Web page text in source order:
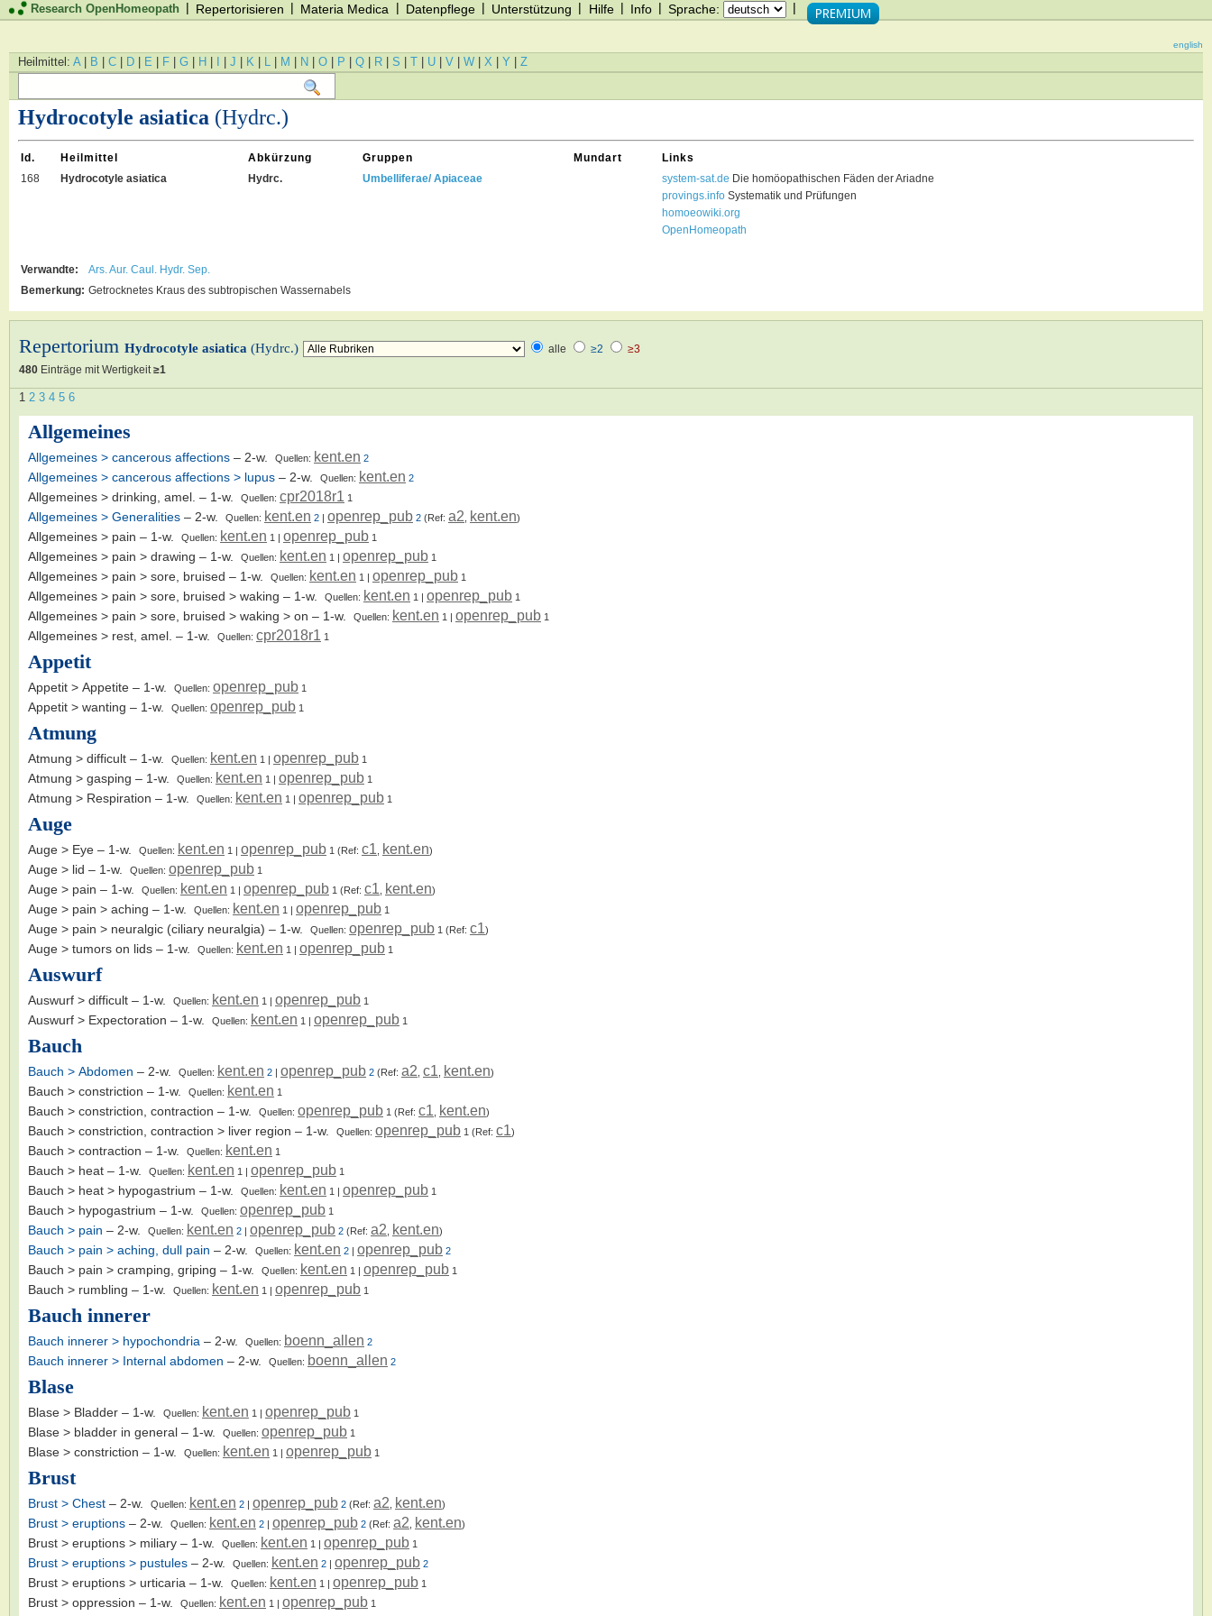
Research OpenHomeopath | Repertorisieren | Materia Medica | Datenpflege | Unterstützung | Hilfe | Info | Sprache: |
english
Heilmittel: A | B | C | D | E | F | G | H | I | J | K | L | M | N | O | P | Q | R | S | T | U | V | W | X | Y | Z
Hydrocotyle asiatica (Hydrc.)
Id. Heilmittel Abkürzung Gruppen Mundart
Links
168
Hydrocotyle asiatica Hydrc. Umbelliferae/ Apiaceae system-sat.de Die homöopathischen Fäden der Ariadne
provings.info Systematik und Prüfungen
homoeowiki.org
OpenHomeopath
Verwandte: Ars. Aur. Caul. Hydr. Sep.
Bemerkung: Getrocknetes Kraus des subtropischen Wassernabels
Repertorium Hydrocotyle asiatica (Hydrc.) alle ≥2
≥3
480 Einträge mit Wertigkeit ≥1
1 2 3 4 5 6
Allgemeines
Allgemeines > cancerous affections – 2-w. Quellen: kent.en 2
Allgemeines > cancerous affections > lupus – 2-w. Quellen: kent.en 2
Allgemeines > drinking, amel. – 1-w. Quellen: cpr2018r1 1
Allgemeines > Generalities – 2-w. Quellen: kent.en 2 | openrep_pub 2 (Ref: a2 kent.en)
Allgemeines > pain – 1-w. Quellen: kent.en 1 | openrep_pub 1
Allgemeines > pain > drawing – 1-w. Quellen: kent.en 1 | openrep_pub 1
Allgemeines > pain > sore, bruised – 1-w. Quellen: kent.en 1 | openrep_pub 1
Allgemeines > pain > sore, bruised > waking – 1-w. Quellen: kent.en 1 | openrep_pub 1
Allgemeines > pain > sore, bruised > waking > on – 1-w. Quellen: kent.en 1 | openrep_pub 1
Allgemeines > rest, amel. – 1-w. Quellen: cpr2018r1 1
Appetit
Appetit > Appetite – 1-w. Quellen: openrep_pub 1
Appetit > wanting – 1-w. Quellen: openrep_pub 1
Atmung
Atmung > difficult – 1-w. Quellen: kent.en 1 | openrep_pub 1
Atmung > gasping – 1-w. Quellen: kent.en 1 | openrep_pub 1
Atmung > Respiration – 1-w. Quellen: kent.en 1 | openrep_pub 1
Auge
Auge > Eye – 1-w. Quellen: kent.en 1 | openrep_pub 1 (Ref: c1 kent.en)
Auge > lid – 1-w. Quellen: openrep_pub 1
Auge > pain – 1-w. Quellen: kent.en 1 | openrep_pub 1 (Ref: c1 kent.en)
Auge > pain > aching – 1-w. Quellen: kent.en 1 | openrep_pub 1
Auge > pain > neuralgic (ciliary neuralgia) – 1-w. Quellen: openrep_pub 1 (Ref: c1)
Auge > tumors on lids – 1-w. Quellen: kent.en 1 | openrep_pub 1
Auswurf
Auswurf > difficult – 1-w. Quellen: kent.en 1 | openrep_pub 1
Auswurf > Expectoration – 1-w. Quellen: kent.en 1 | openrep_pub 1
Bauch
Bauch > Abdomen – 2-w. Quellen: kent.en 2 | openrep_pub 2 (Ref: a2 c1 kent.en)
Bauch > constriction – 1-w. Quellen: kent.en 1
Bauch > constriction, contraction – 1-w. Quellen: openrep_pub 1 (Ref: c1 kent.en)
Bauch > constriction, contraction > liver region – 1-w. Quellen: openrep_pub 1 (Ref: c1)
Bauch > contraction – 1-w. Quellen: kent.en 1
Bauch > heat – 1-w. Quellen: kent.en 1 | openrep_pub 1
Bauch > heat > hypogastrium – 1-w. Quellen: kent.en 1 | openrep_pub 1
Bauch > hypogastrium – 1-w. Quellen: openrep_pub 1
Bauch > pain – 2-w. Quellen: kent.en 2 | openrep_pub 2 (Ref: a2 kent.en)
Bauch > pain > aching, dull pain – 2-w. Quellen: kent.en 2 | openrep_pub 2
Bauch > pain > cramping, griping – 1-w. Quellen: kent.en 1 | openrep_pub 1
Bauch > rumbling – 1-w. Quellen: kent.en 1 | openrep_pub 1
Bauch innerer
Bauch innerer > hypochondria – 2-w. Quellen: boenn_allen 2
Bauch innerer > Internal abdomen – 2-w. Quellen: boenn_allen 2
Blase
Blase > Bladder – 1-w. Quellen: kent.en 1 | openrep_pub 1
Blase > bladder in general – 1-w. Quellen: openrep_pub 1
Blase > constriction – 1-w. Quellen: kent.en 1 | openrep_pub 1
Brust
Brust > Chest – 2-w. Quellen: kent.en 2 | openrep_pub 2 (Ref: a2 kent.en)
Brust > eruptions – 2-w. Quellen: kent.en 2 | openrep_pub 2 (Ref: a2 kent.en)
Brust > eruptions > miliary – 1-w. Quellen: kent.en 1 | openrep_pub 1
Brust > eruptions > pustules – 2-w. Quellen: kent.en 2 | openrep_pub 2
Brust > eruptions > urticaria – 1-w. Quellen: kent.en 1 | openrep_pub 1
Brust > oppression – 1-w. Quellen: kent.en 1 | openrep_pub 1